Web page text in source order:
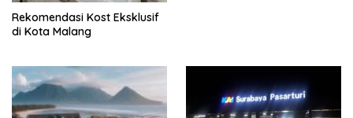
Rekomendasi Kost Eksklusif
di Kota Malang